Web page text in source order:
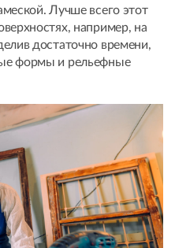
Лучше всего этот
например, на
достаточно времени,
формы и рельефные